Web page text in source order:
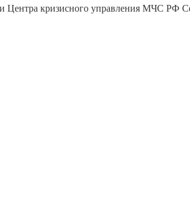
кризисного управления МЧС РФ